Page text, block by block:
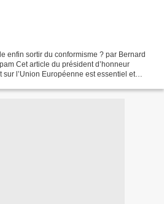
enfin sortir du conformisme ? par Bernard
Cet article du président d’honneur
sur l’Union Européenne est essentiel et